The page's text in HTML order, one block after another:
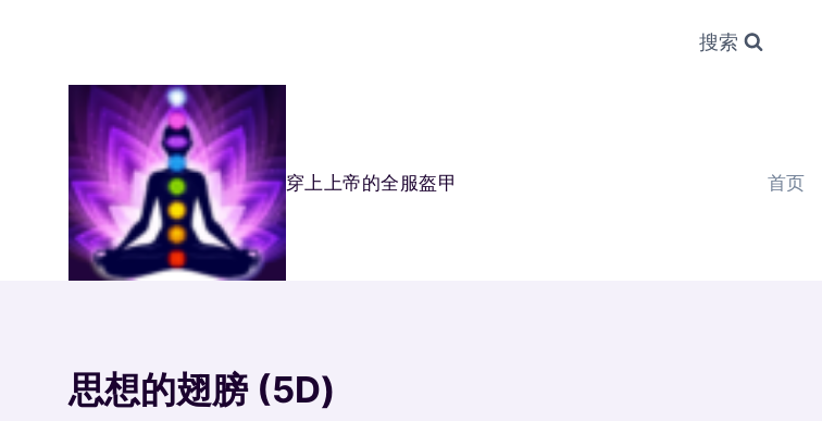
搜索
穿上上帝的全服盔甲 首页
思想的翅膀 (5D)